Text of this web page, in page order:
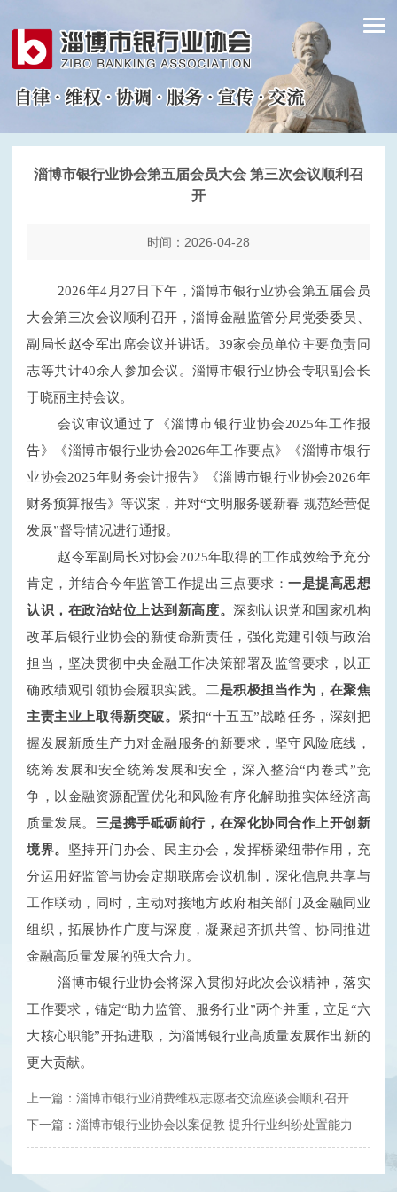
淄博市银行业协会第五届会员大会 第三次会议顺利召
开
时间：2026-04-28
2026年4月27日下午，淄博市银行业协会第五届会员
大会第三次会议顺利召开，淄博金融监管分局党委委员、
副局长赵令军出席会议并讲话。39家会员单位主要负责同
志等共计40余人参加会议。淄博市银行业协会专职副会长
于晓丽主持会议。
会议审议通过了《淄博市银行业协会2025年工作报
告》《淄博市银行业协会2026年工作要点》《淄博市银行
业协会2025年财务会计报告》《淄博市银行业协会2026年
财务预算报告》等议案， 并对“文明服务暖新春 规范经营促
发展”督导情况进行通报。
赵令军副局长对协会2025年取得的工作成效给予充分
肯定，并结合今年监管工作提出三点要求：一是提高思想
认识，在政治站位上达到新高度。深刻认识党和国家机构
改革后银行业协会的新使命新责任，强化党建引领与政治
担当，坚决贯彻中央金融工作决策部署及监管要求，以正
确政绩观引领协会履职实践。二是积极担当作为，在聚焦
主责主业上取得新突破。 紧扣“十五五”战略任务，深刻把
握发展新质生产力对金融服务的新要求，坚守风险底线，
统筹发展和安全统筹发展和安全 ，深入整治“内卷式”竞
争，以金融资源配置优化和风险有序化解助推实体经济高
质量发展。 三是携手砥砺前行，在深化协同合作上开创新
境界。 坚持开门办会、民主办会，发挥桥梁纽带作用，充
分运用好监管与协会定期联席会议机制，深化信息共享与
工作联动，同时，主动对接地方政府相关部门及金融同业
组织，拓展协作广度与深度，凝聚起齐抓共管、协同推进
金融高质量发展的强大合力。
淄博市银行业协会将深入贯彻好此次会议精神，落实
工作要求， 锚定“助力监管、服务行业”两个并重，立足“六
大核心职能”开拓进取 ， 为淄博银行业高质量发展作出新的
更大贡献。
上一篇：淄博市银行业消费维权志愿者交流座谈会顺利召开
下一篇：淄博市银行业协会以案促教 提升行业纠纷处置能力